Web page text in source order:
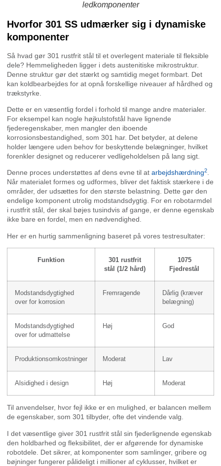
ledkomponenter
Hvorfor 301 SS udmærker sig i dynamiske
komponenter
Så hvad gør 301 rustfrit stål til et overlegent materiale til fleksible
dele? Hemmeligheden ligger i dets austenitiske mikrostruktur.
Denne struktur gør det stærkt og samtidig meget formbart. Det
kan koldbearbejdes for at opnå forskellige niveauer af hårdhed og
trækstyrke.
Dette er en væsentlig fordel i forhold til mange andre materialer.
For eksempel kan nogle højkulstofstål have lignende
fjederegenskaber, men mangler den iboende
korrosionsbestandighed, som 301 har. Det betyder, at delene
holder længere uden behov for beskyttende belægninger, hvilket
forenkler designet og reducerer vedligeholdelsen på lang sigt.
Denne proces understøttes af dens evne til at arbejdshærdning2.
Når materialet formes og udformes, bliver det faktisk stærkere i de
områder, der udsættes for den største belastning. Dette gør den
endelige komponent utrolig modstandsdygtig. For en robotarmdel
i rustfrit stål, der skal bøjes tusindvis af gange, er denne egenskab
ikke bare en fordel, men en nødvendighed.
Her er en hurtig sammenligning baseret på vores testresultater:
Funktion
301 rustfrit
stål (1/2 hård)
1075
Fjedrestål
Modstandsdygtighed
over for korrosion
Fremragende
Dårlig (kræver
belægning)
Modstandsdygtighed
over for udmattelse
Høj God
Produktionsomkostninger Moderat Lav
Alsidighed i design Høj Moderat
Til anvendelser, hvor fejl ikke er en mulighed, er balancen mellem
de egenskaber, som 301 tilbyder, ofte det vindende valg.
I det væsentlige giver 301 rustfrit stål sin fjederlignende egenskab
den holdbarhed og fleksibilitet, der er afgørende for dynamiske
robotdele. Det sikrer, at komponenter som samlinger, gribere og
bøjninger fungerer pålideligt i millioner af cyklusser, hvilket er